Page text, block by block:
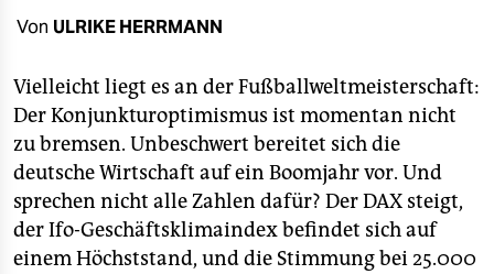
berlin
wahrheit
verlag
verlag
veranstaltungen
Von ULRIKE HERRMANN
Vielleicht liegt es an der Fußballweltmeisterschaft:
Der Konjunkturoptimismus ist momentan nicht
zu bremsen. Unbeschwert bereitet sich die
deutsche Wirtschaft auf ein Boomjahr vor. Und
sprechen nicht alle Zahlen dafür? Der DAX steigt,
der Ifo-Geschäftsklimaindex befindet sich auf
einem Höchststand, und die Stimmung bei 25.000